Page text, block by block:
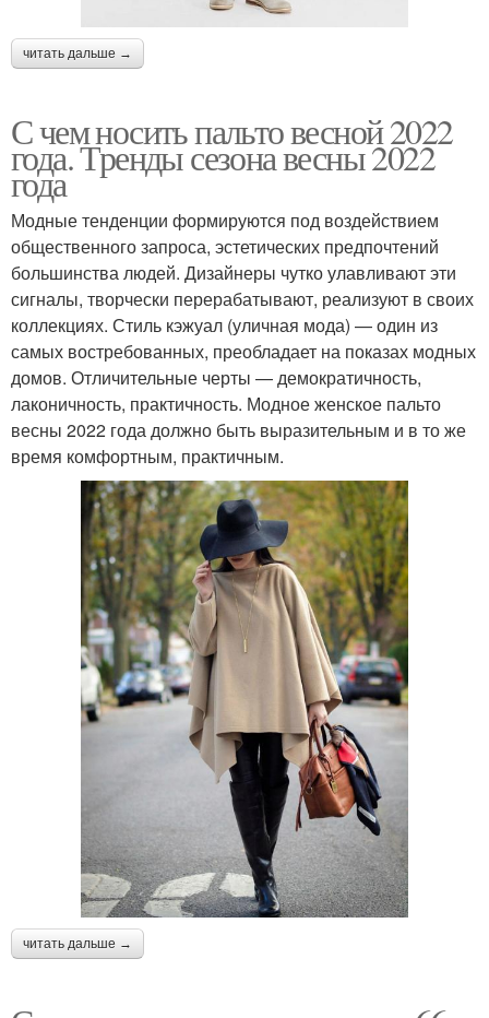
читать дальше →
С чем носить пальто весной 2022
года. Тренды сезона весны 2022
года
Модные тенденции формируются под воздействием
общественного запроса, эстетических предпочтений
большинства людей. Дизайнеры чутко улавливают эти
сигналы, творчески перерабатывают, реализуют в своих
коллекциях. Стиль кэжуал (уличная мода) — один из
самых востребованных, преобладает на показах модных
домов. Отличительные черты — демократичность,
лаконичность, практичность. Модное женское пальто
весны 2022 года должно быть выразительным и в то же
время комфортным, практичным.
читать дальше →